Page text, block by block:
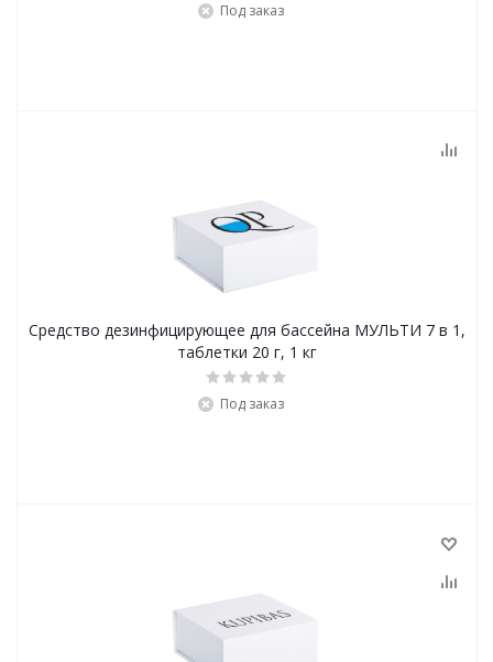
Под заказ
Средство дезинфицирующее для бассейна МУЛЬТИ 7 в 1,
таблетки 20 г, 1 кг
Под заказ